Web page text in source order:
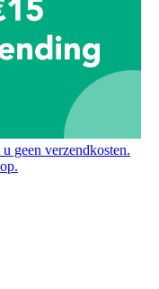
geen verzendkosten.